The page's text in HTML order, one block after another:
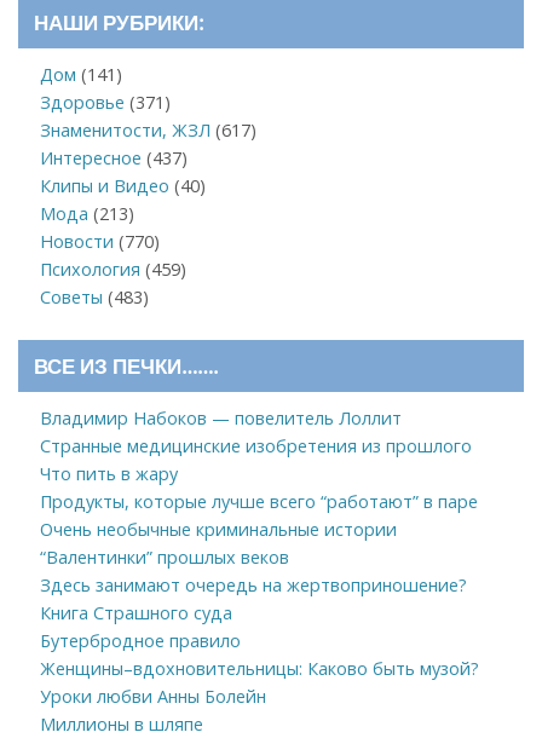
НАШИ РУБРИКИ:
Дом (141)
Здоровье (371)
Знаменитости, ЖЗЛ (617)
Интересное (437)
Клипы и Видео (40)
Мода (213)
Новости (770)
Психология (459)
Советы (483)
ВСЕ ИЗ ПЕЧКИ…….
Владимир Набоков — повелитель Лоллит
Странные медицинские изобретения из прошлого
Что пить в жару
Продукты, которые лучше всего “работают” в паре
Очень необычные криминальные истории
“Валентинки” прошлых веков
Здесь занимают очередь на жертвоприношение?
Книга Страшного суда
Бутербродное правило
Женщины–вдохновительницы: Каково быть музой?
Уроки любви Анны Болейн
Миллионы в шляпе